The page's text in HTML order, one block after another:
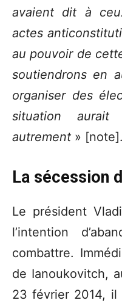
avaient dit à
actes
au pouvoir de
soutiendrons en
organiser des
situation
autrement » [note].
La sécession
Le président
l’intention
combattre.
de Ianoukovitch,
23 février 2014, il